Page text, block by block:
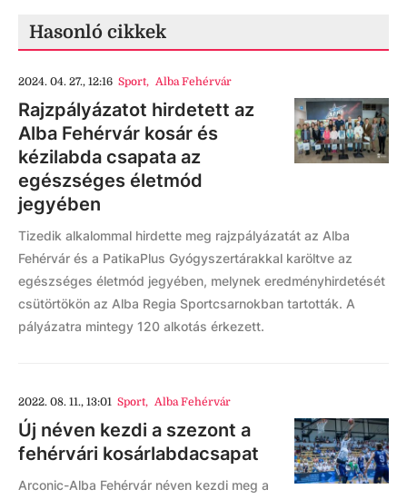
Hasonló cikkek
2024. 04. 27., 12:16 Sport, Alba Fehérvár
Rajzpályázatot hirdetett az
Alba Fehérvár kosár és
kézilabda csapata az
egészséges életmód
jegyében
Tizedik alkalommal hirdette meg rajzpályázatát az Alba
Fehérvár és a PatikaPlus Gyógyszertárakkal karöltve az
egészséges életmód jegyében, melynek eredményhirdetését
csütörtökön az Alba Regia Sportcsarnokban tartották. A
pályázatra mintegy 120 alkotás érkezett.
2022. 08. 11., 13:01 Sport, Alba Fehérvár
Új néven kezdi a szezont a
fehérvári kosárlabdacsapat
Arconic-Alba Fehérvár néven kezdi meg a